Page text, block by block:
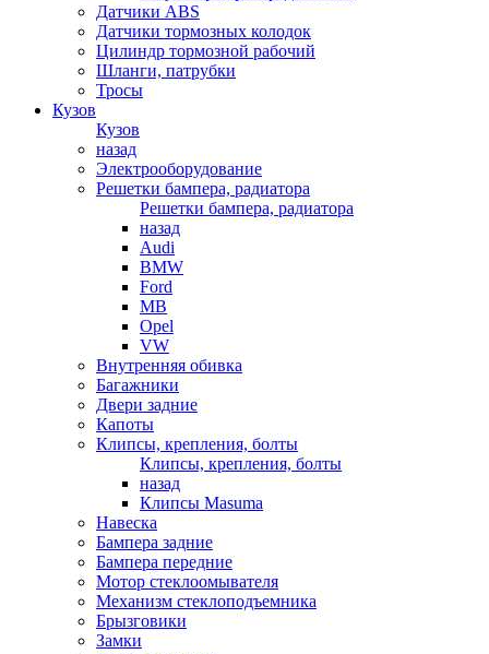
Датчики ABS
Датчики тормозных колодок
Цилиндр тормозной рабочий
Шланги, патрубки
Тросы
Кузов
Кузов
назад
Электрооборудование
Решетки бампера, радиатора
Решетки бампера, радиатора
назад
Audi
BMW
Ford
MB
Opel
VW
Внутренняя обивка
Багажники
Двери задние
Капоты
Клипсы, крепления, болты
Клипсы, крепления, болты
назад
Клипсы Masuma
Навеска
Бампера задние
Бампера передние
Мотор стеклоомывателя
Механизм стеклоподъемника
Брызговики
Замки